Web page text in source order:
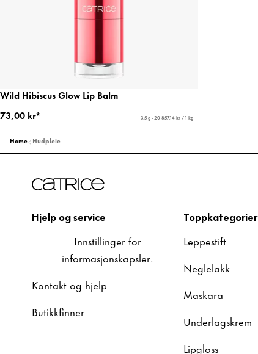
Wild Hibiscus Glow Lip Balm
73,00 kr*
3,5 g - 20 857,14 kr / 1 kg
Home Hudpleie
Hjelp og service
Innstillinger for
informasjonskapsler.
Kontakt og hjelp
Butikkfinner
Toppkategorier
Leppestift
Neglelakk
Maskara
Underlagskrem
Lipgloss